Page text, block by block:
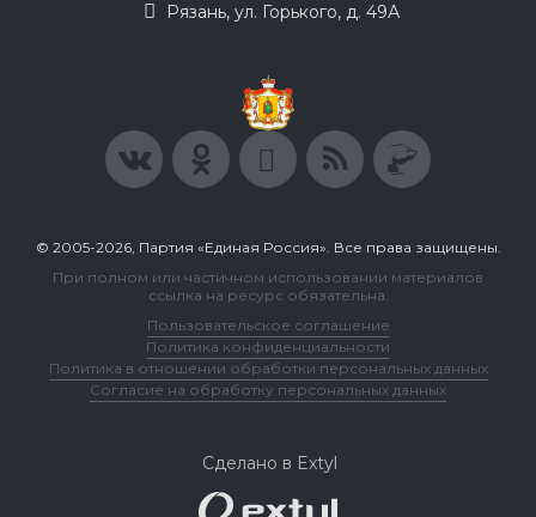
Рязань, ул. Горького, д. 49А
© 2005-2026, Партия «Единая Россия». Все права защищены.
При полном или частичном использовании материалов
ссылка на ресурс обязательна.
Пользовательское соглашение
Политика конфиденциальности
Политика в отношении обработки персональных данных
Согласие на обработку персональных данных
Сделано в Extyl